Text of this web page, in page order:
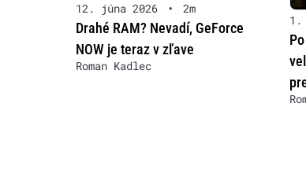
12. júna 2026 • 2m
Drahé RAM? Nevadí, GeForce
NOW je teraz v zľave
Roman Kadlec
1.